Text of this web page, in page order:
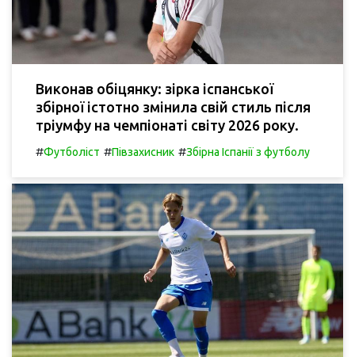
Виконав обіцянку: зірка іспанської
збірної істотно змінила свій стиль після
тріумфу на чемпіонаті світу 2026 року.
#Футболіст #Півзахисник #Збірна Іспанії з футболу